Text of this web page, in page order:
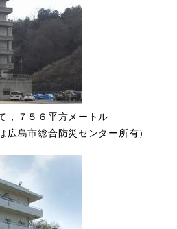
，７５６平方メートル
広島市総合防災センター所有）